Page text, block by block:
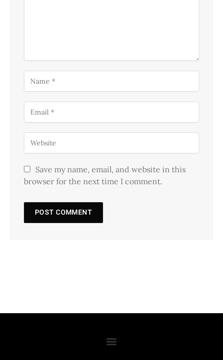
Save my name, email, and website in this
browser for the next time I comment.